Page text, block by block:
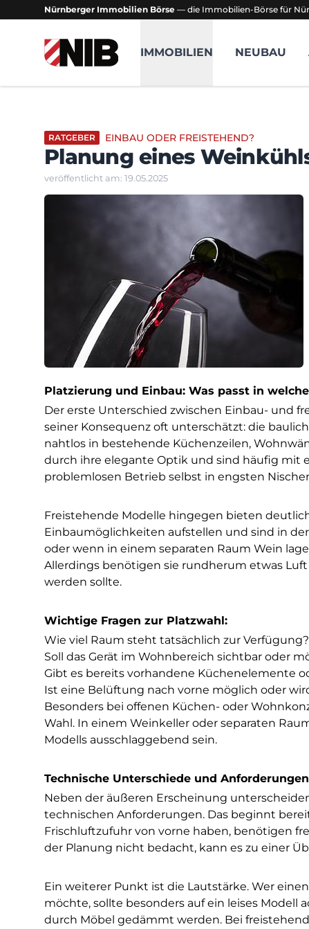
Nürnberger Immobilien Börse — die Immobilien-Börse für
NIB - Nürnberger Immobilien Börse
IMMOBILIEN NEUBAU
RATGEBER EINBAU ODER FREISTEHEND?
Planung eines
veröffentlicht am: 19.05.2025
Platzierung und Einbau: Was passt in
Der erste Unterschied zwischen Einbau- und
seiner Konsequenz oft unterschätzt: die
nahtlos in bestehende Küchenzeilen,
durch ihre elegante Optik und sind häufig mit
problemlosen Betrieb selbst in engsten
Freistehende Modelle hingegen bieten
Einbaumöglichkeiten aufstellen und sind in
oder wenn in einem separaten Raum Wein
Allerdings benötigen sie rundherum etwas
werden sollte.
Wichtige Fragen zur Platzwahl:
Wie viel Raum steht tatsächlich zur Verfügung?
Soll das Gerät im Wohnbereich sichtbar oder
Gibt es bereits vorhandene Küchenelemente
Ist eine Belüftung nach vorne möglich oder
Besonders bei offenen Küchen- oder
Wahl. In einem Weinkeller oder separaten
Modells ausschlaggebend sein.
Technische Unterschiede und
Neben der äußeren Erscheinung
technischen Anforderungen. Das beginnt
Frischluftzufuhr von vorne haben, benötigen
der Planung nicht bedacht, kann es zu einer
Ein weiterer Punkt ist die Lautstärke. Wer
möchte, sollte besonders auf ein leises Modell
durch Möbel gedämmt werden. Bei